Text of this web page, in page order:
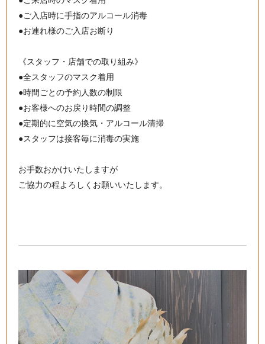
●ご入店時に手指のアルコール消毒
●お連れ様のご入店お断り
《スタッフ・店舗での取り組み》
●全スタッフのマスク着用
●時間ごとの予約人数の制限
●お客様へのお戻り時間の調整
●定期的に空気の換気・アルコール清掃
●スタッフは接客毎に消毒の実施
お手数おかけいたしますが
ご協力の程よろしくお願いいたします。